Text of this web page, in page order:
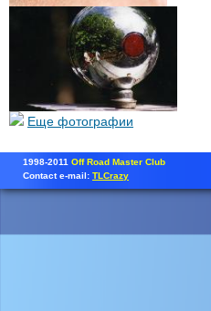
Еще фотографии
1998-2011 Off Road Master Club
Contact e-mail: TLCrazy